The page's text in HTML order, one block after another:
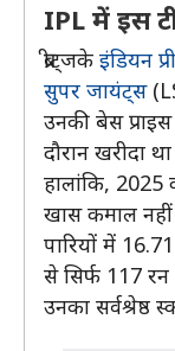
IPL में इस
ब्रीट्जके इंडियन
सुपर जायंट्स
उनकी बेस
दौरान खरीदा
हालांकि,
खास कमाल नहीं
पारियों में
से सिर्फ 117 रन
उनका सर्वश्रेष्ठ